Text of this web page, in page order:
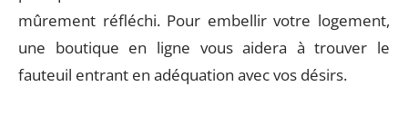
mûrement réfléchi. Pour embellir votre logement,
une boutique en ligne vous aidera à trouver le
fauteuil entrant en adéquation avec vos désirs.